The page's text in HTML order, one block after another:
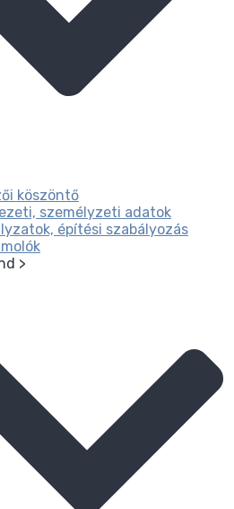
köszöntő
személyzeti adatok
építési szabályozás
>